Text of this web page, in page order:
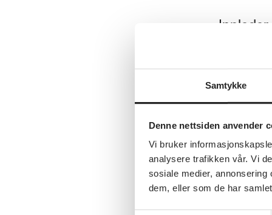
Samtykke
Denne nettsiden anvender
Vi bruker
analysere trafikken vår. Vi
sosiale medier,
dem, eller som de har
av
digitalt,